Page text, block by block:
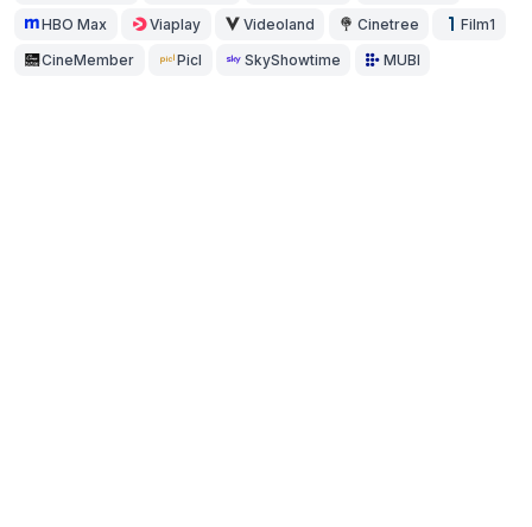
HBO Max Viaplay Videoland Cinetree Film1
CineMember Picl SkyShowtime MUBI